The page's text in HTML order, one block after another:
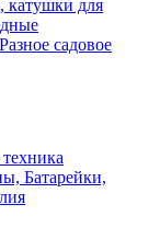
катушки для
Разное садовое
Батарейки,